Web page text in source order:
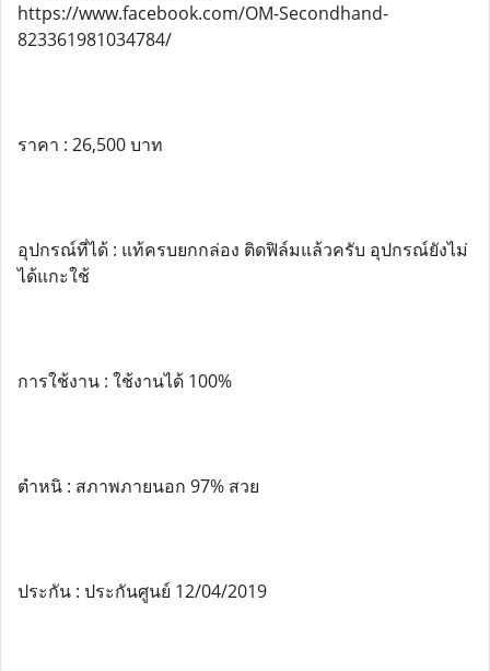
https://www.facebook.com/OM-Secondhand-
823361981034784/
ราคา : 26,500 บาท
อุปกรณ์ที่ได้ : แท้ครบยกกล่อง ติดฟิล์มแล้วครับ อุปกรณ์ยังไม่
ได้แกะใช้
การใช้งาน : ใช้งานได้ 100%
ตำหนิ : สภาพภายนอก 97% สวย
ประกัน : ประกันศูนย์ 12/04/2019